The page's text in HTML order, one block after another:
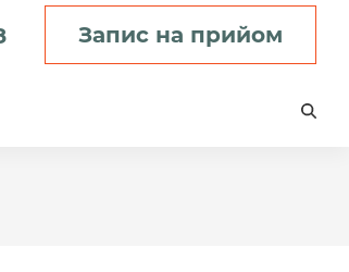
Запис на прийом